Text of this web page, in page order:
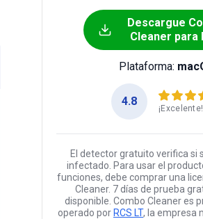
Descargue
Cleaner para
Plataforma:
4.8
¡Excelente!
El detector gratuito verifica si
infectado. Para usar el
funciones, debe comprar una
Cleaner. 7 días de prueba
disponible. Combo Cleaner es
operado por RCS LT, la empresa